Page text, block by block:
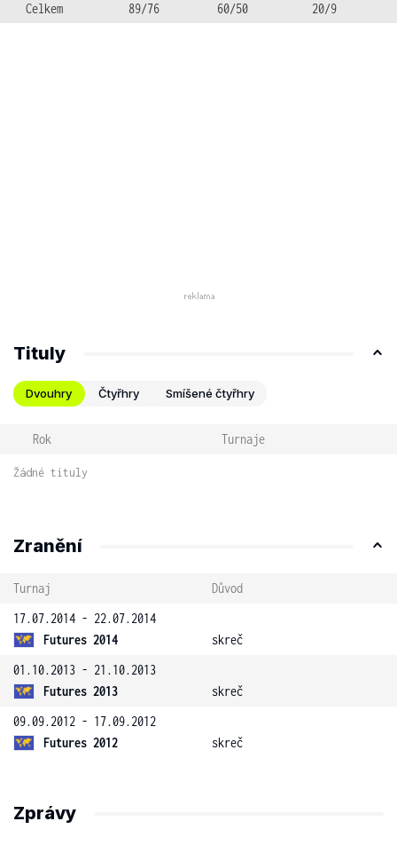
Celkem
89/76 60/50 20/9
Tituly
Dvouhry Čtyřhry Smíšené čtyřhry
Rok Turnaje
Žádné tituly
Zranění
Turnaj
Důvod
17.07.2014 - 22.07.2014
Futures 2014
skreč
01.10.2013 - 21.10.2013
Futures 2013
skreč
09.09.2012 - 17.09.2012
Futures 2012
skreč
Zprávy